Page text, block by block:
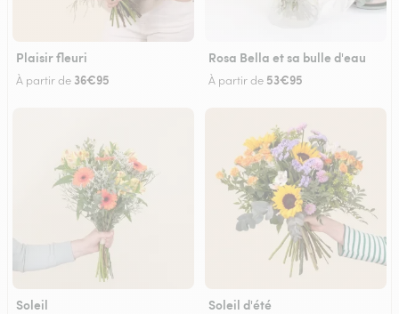
Plaisir fleuri
À partir de 36€95
Rosa Bella et sa bulle d'eau
À partir de 53€95
Soleil Soleil d'été